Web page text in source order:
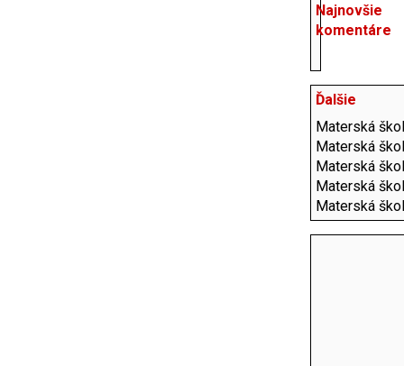
Najnovšie
komentáre
Ďalšie
Materská
Materská
Materská
Materská
Materská